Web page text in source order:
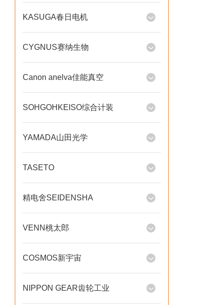
KASUGA春日电机
CYGNUS赛纳生物
Canon anelva佳能真空
SOHGOHKEISO综合计装
YAMADA山田光学
TASETO
精电舍SEIDENSHA
VENN桃太郎
COSMOS新宇宙
NIPPON GEAR齿轮工业